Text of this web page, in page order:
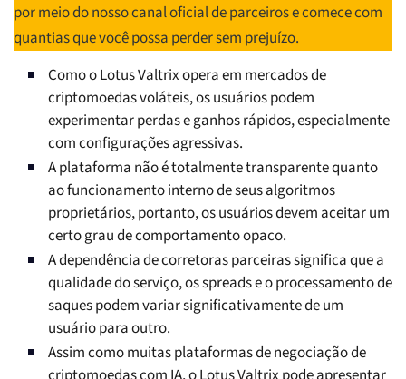
por meio do nosso canal oficial de parceiros e comece com
quantias que você possa perder sem prejuízo.
Como o Lotus Valtrix opera em mercados de
criptomoedas voláteis, os usuários podem
experimentar perdas e ganhos rápidos, especialmente
com configurações agressivas.
A plataforma não é totalmente transparente quanto
ao funcionamento interno de seus algoritmos
proprietários, portanto, os usuários devem aceitar um
certo grau de comportamento opaco.
A dependência de corretoras parceiras significa que a
qualidade do serviço, os spreads e o processamento de
saques podem variar significativamente de um
usuário para outro.
Assim como muitas plataformas de negociação de